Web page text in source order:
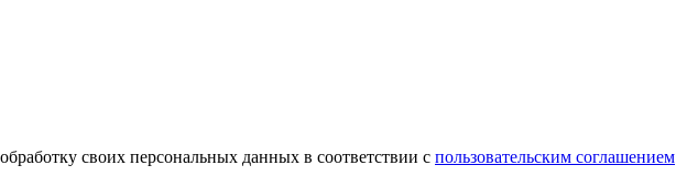
своих персональных данных в соответствии с пользовательским соглашением